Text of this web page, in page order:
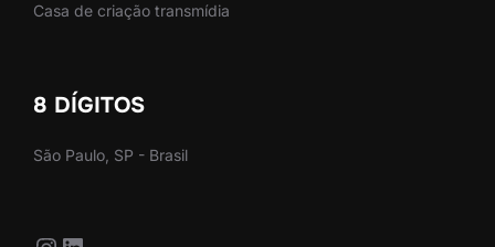
Casa de criação transmídia
8 DÍGITOS
São Paulo, SP - Brasil